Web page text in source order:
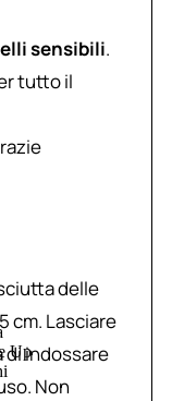
Up
sensibili.
tutto il
delle
cm. Lasciare
di indossare
Non